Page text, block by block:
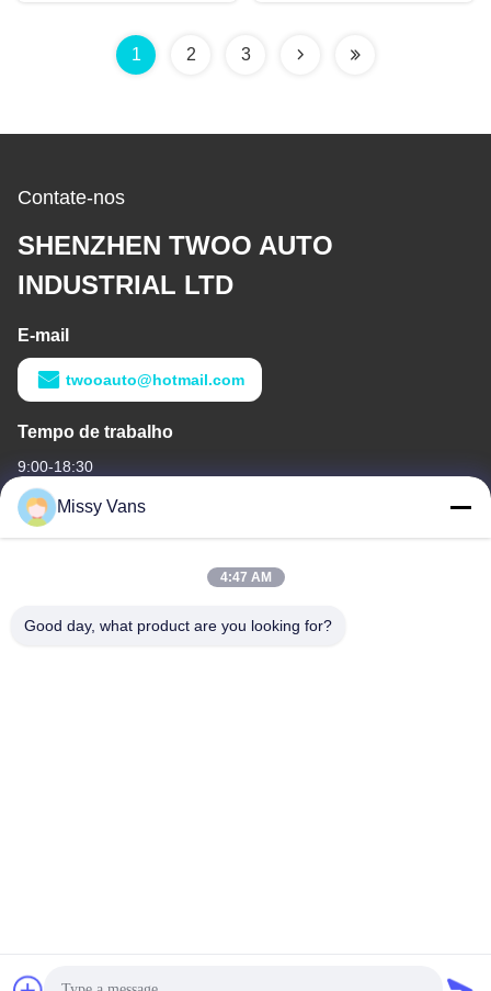
1 2 3
Contate-nos
SHENZHEN TWOO AUTO
INDUSTRIAL LTD
E-mail
twooauto@hotmail.com
Tempo de trabalho
9:00-18:30
O nosso endereço
No 8028, Jincheng Industrial Center, South Lixin Rd, Rua
Missy Vans
4:47 AM
Good day, what product are you looking for?